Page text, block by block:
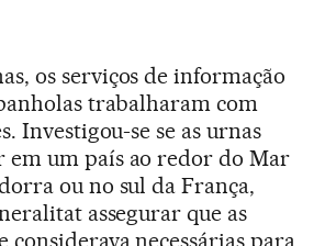
os serviços de informação
trabalharam com
Investigou-se se as urnas
em um país ao redor do Mar
ou no sul da França,
assegurar que as
considerava necessárias para